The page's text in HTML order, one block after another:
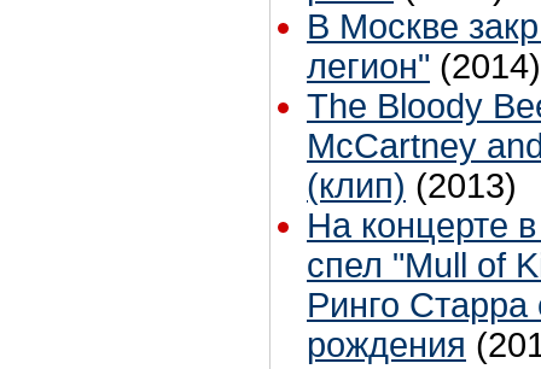
В Москве
легион" (2014)
The Bloody
McCartney
(клип) (2013)
На концерте
спел "Mull of
Ринго
рождения